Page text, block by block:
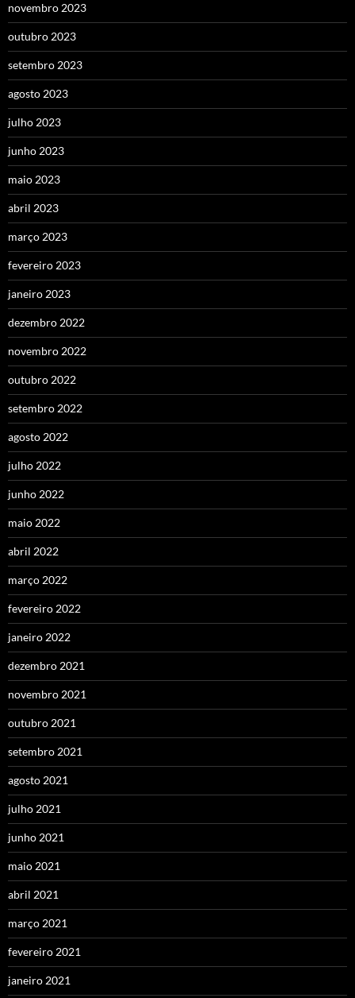
novembro 2023
outubro 2023
setembro 2023
agosto 2023
julho 2023
junho 2023
maio 2023
abril 2023
março 2023
fevereiro 2023
janeiro 2023
dezembro 2022
novembro 2022
outubro 2022
setembro 2022
agosto 2022
julho 2022
junho 2022
maio 2022
abril 2022
março 2022
fevereiro 2022
janeiro 2022
dezembro 2021
novembro 2021
outubro 2021
setembro 2021
agosto 2021
julho 2021
junho 2021
maio 2021
abril 2021
março 2021
fevereiro 2021
janeiro 2021